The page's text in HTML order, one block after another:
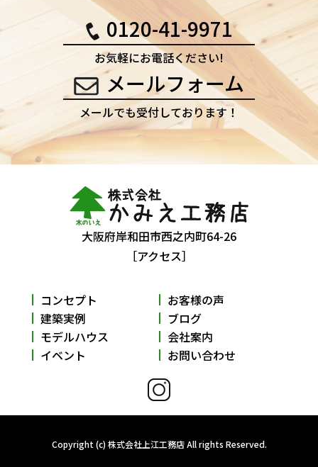
0120-41-9971
お気軽にお電話ください!
メールフォーム
メールでも受付しております！
大阪府岸和田市西之内町64-26
［アクセス］
コンセプト
建築実例
モデルハウス
イベント
お客様の声
ブログ
会社案内
お問い合わせ
Copyright (c) 株式会社上江工務店 All rights Reserved.